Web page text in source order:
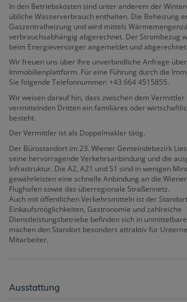
In den Betriebskosten sind unter anderem der
übliche Wasserverbrauch enthalten. Die Beheizung
Gaszentralheizung und wird mittels
verbrauchsabhängig abgerechnet. Der Strombezug
beim Energieversorger angemeldet und abgerechnet.
Wir freuen uns über Ihre unverbindliche Anfrage
Immobilienplattform. Für eine Führung durch die
Sie folgende Telefonnummer: +43 664 4515855.
Wir weisen darauf hin, dass zwischen dem Vermittler
vermittelnden Dritten ein familiäres oder
besteht.
Der Vermittler ist als Doppelmakler tätig.
Der Bürostandort im 23. Wiener Gemeindebezirk
seine hervorragende Verkehrsanbindung und die
Infrastruktur. Die A2, A21 und S1 sind in wenigen
gewährleisten eine schnelle Anbindung an die
Flughafen sowie das überregionale Straßennetz.
Auch mit öffentlichen Verkehrsmitteln ist der
Einkaufsmöglichkeiten, Gastronomie und zahlreiche
Dienstleistungsbetriebe befinden sich in
machen den Standort besonders attraktiv für
Mitarbeiter.
Ausstattung